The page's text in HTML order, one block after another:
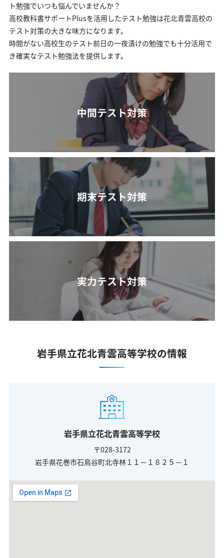
ト勉強でいつも悩んでいませんか？
高校教科書サポートPlusを活用したテスト勉強は花北青雲高校の
テスト対策の大きな味方になります。
時間がない高校生のテスト前日の一夜漬けの勉強でも十分活用で
き確実なテスト勉強法を提供します。
中間テスト対策
期末テスト対策
実力テスト対策
岩手県立花北青雲高等学校の情報
岩手県立花北青雲高等学校
〒028-3172
岩手県花巻市石鳥谷町北寺林１１－１８２５－１